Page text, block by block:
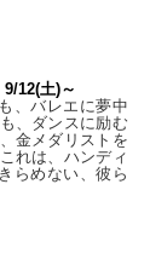
12(土)～
、バレエに夢中
、ダンスに励む
金メダリストを
れは、ハンディ
らめない、彼ら